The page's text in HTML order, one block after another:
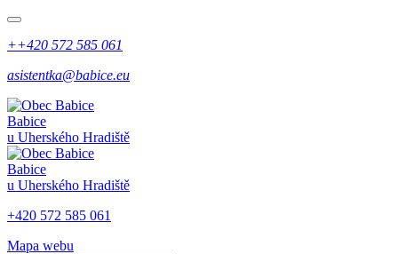
++420 572 585 061
asistentka@babice.eu
Babice
u Uherského Hradiště
Babice
u Uherského Hradiště
+420 572 585 061
Mapa webu